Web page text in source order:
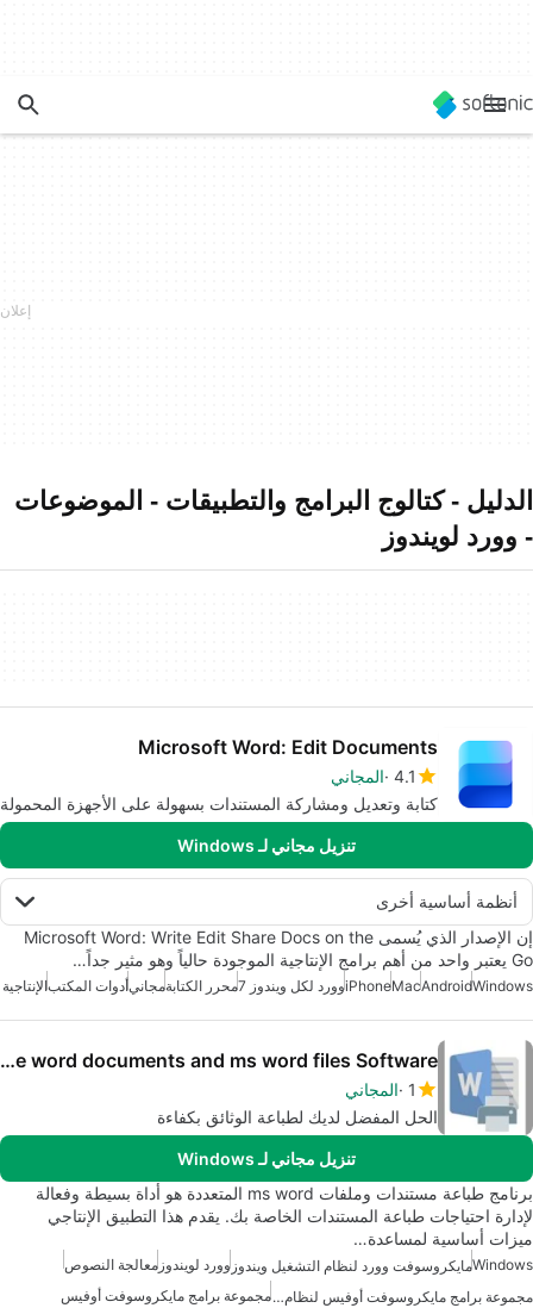
الدليل - كتالوج البرامج والتطبيقات - الموضوعات
- وورد لويندوز
Microsoft Word: Edit Documents
4.1 المجاني
كتابة وتعديل ومشاركة المستندات بسهولة على الأجهزة المحمولة
تنزيل مجاني لـ Windows
أنظمة أساسية أخرى
إن الإصدار الذي يُسمى Microsoft Word: Write Edit Share Docs on the
Go يعتبر واحد من أهم برامج الإنتاجية الموجودة حالياً وهو مثير جداً…
Windows
Android
Mac
iPhoneوورد لكل ويندوز 7 محرر الكتابةمجانيأدوات المكتبالإنتاجية
Print multiple word documents and ms word files Software
1 المجاني
الحل المفضل لديك لطباعة الوثائق بكفاءة
تنزيل مجاني لـ Windows
برنامج طباعة مستندات وملفات ms word المتعددة هو أداة بسيطة وفعالة
لإدارة احتياجات طباعة المستندات الخاصة بك. يقدم هذا التطبيق الإنتاجي
ميزات أساسية لمساعدة…
Windowsمايكروسوفت وورد لنظام التشغيل ويندوز وورد لويندوز معالجة النصوص
مجموعة برامج مايكروسوفت أوفيس لنظام التشغيل ويندوزمجموعة برامج مايكروسوفت أوفيس